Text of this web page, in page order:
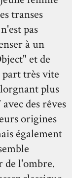
transes
pas
à un
et de
très vite
plus
des rêves
origines
également
de l'ombre.